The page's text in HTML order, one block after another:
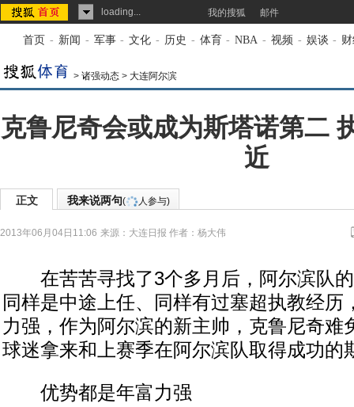
loading... 我的搜狐 邮件
首页 - 新闻 - 军事 - 文化 - 历史 - 体育 - NBA - 视频 - 娱谈 -
> 诸强动态 > 大连阿尔滨
克鲁尼奇会或成为斯塔诺第二
近
正文 我来说两句( 人参与)
2013年06月04日11:06 来源： 大连日报 作者：杨大伟
在苦苦寻找了3个多月后，阿尔滨队的
同样是中途上任、同样有过塞超执教经历
力强，作为阿尔滨的新主帅，克鲁尼奇难
球迷拿来和上赛季在阿尔滨队取得成功的
优势都是年富力强